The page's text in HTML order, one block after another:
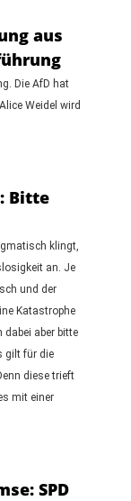
aus
Die AfD hat
Weidel wird
Bitte
klingt,
an. Je
und der
Katastrophe
aber bitte
gilt für die
diese trieft
mit einer
SPD